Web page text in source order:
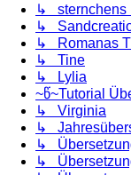
↳ sternchens
↳
↳ Romanas
↳ Tine
↳ Lylia
~წ~Tutorial
↳ Virginia
↳
↳
↳